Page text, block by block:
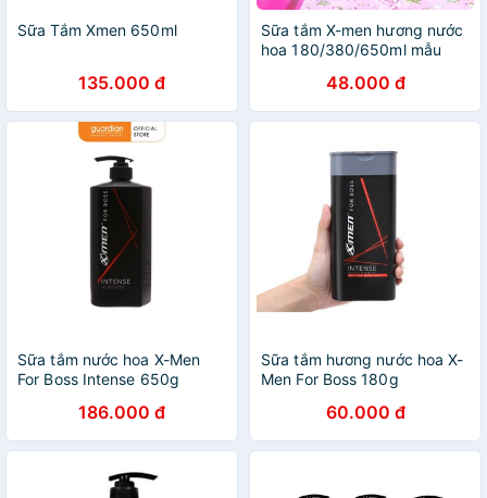
Sữa Tắm Xmen 650ml
135.000 đ
Sữa tắm X-men hương nước
hoa 180/380/650ml mẫu
48.000 đ
Sữa tắm nước hoa X-Men
For Boss Intense 650g
186.000 đ
Sữa tắm hương nước hoa X-
Men For Boss 180g
60.000 đ